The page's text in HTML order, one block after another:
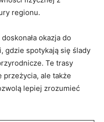
regionu.
okazja do
gdzie ‌spotykają się‍ ślady‌
Te trasy
ale także​
⁤lepiej‍ zrozumieć